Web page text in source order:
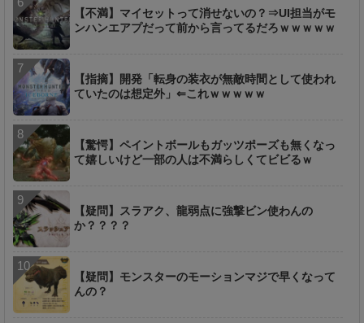
【不満】マイセットって消せないの？⇒UI担当がモ
ンハンエアプだって前から言ってるだろｗｗｗｗｗ
【指摘】開発「転身の装衣が無敵時間として使われ
ていたのは想定外」⇐これｗｗｗｗｗ
【驚愕】ペイントボールもガッツポーズも無くなっ
て嬉しいけど一部の人は不満らしくてビビるｗ
【疑問】スラアク、龍弱点に強撃ビン使わんの
か？？？？
【疑問】モンスターのモーションマジで早くなって
んの？